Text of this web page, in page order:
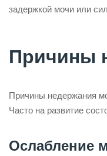
задержкой мочи или
Причины
Причины недержания
Часто на развитие
Ослабление